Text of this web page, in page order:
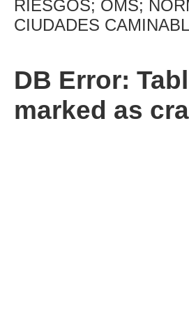
RIESGOS; OMS;
CIUDADES
DB Error:
marked as